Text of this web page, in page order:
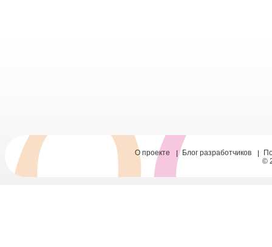
О проекте Блог разработчиков
©